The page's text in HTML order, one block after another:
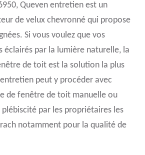
Queven entretien est un
de velux chevronné qui propose
Si vous voulez que vos
éclairés par la lumière naturelle, la
de toit est la solution la plus
peut y procéder avec
de fenêtre de toit manuelle ou
par les propriétaires les
notamment pour la qualité de